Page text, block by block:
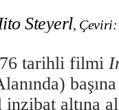
Steyerl, Çeviri:
tarihli filmi
altına